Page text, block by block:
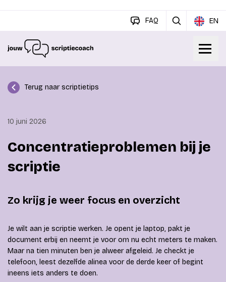
FAQ EN
Terug naar scriptietips
10 juni 2026
Concentratieproblemen bij je
scriptie
Zo krijg je weer focus en overzicht
Je wilt aan je scriptie werken. Je opent je laptop, pakt je
document erbij en neemt je voor om nu echt meters te maken.
Maar na tien minuten ben je alweer afgeleid. Je checkt je
telefoon, leest dezelfde alinea voor de derde keer of begint
ineens iets anders te doen.